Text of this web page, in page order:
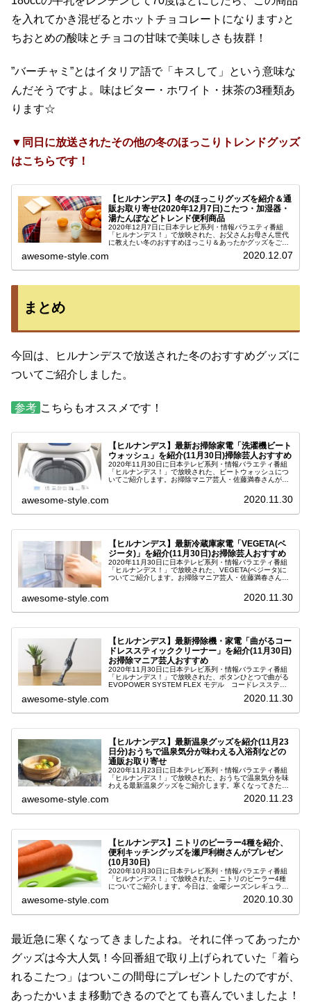
を入れてかき混ぜるとホットチョコレートになります♪と
ちおとめの酸味とチョコの甘味で美味しさも抜群！
”バーチャミ”とはイタリア語で「キスして」という意味な
んだそうですよ。味はビター・ホワイト・抹茶の3種類あ
ります☆
▼同日に放送されたその他の冬のほっこりトレンドグッズ
はこちらです！
【ヒルナンデス】冬のほっこりグッズを紹介＆通
販お取り寄せ(2020年12月7日)こたつ・加湿器・
湯たんぽなどトレンド便利商品
2020年12月7日に日本テレビ系列・情報バラエティ番組
「ヒルナンデス！」で放映された、お父さんお母さん世代
に教えたい冬のおすすめほっこり＆あったかグッズをご紹
awesome-style.com 2020.12.07
まとめ
今回は、ヒルナンデスで放送された冬のおすすめグッズに
ついてご紹介しました。
参考 こちらもオススメです！
【ヒルナンデス】最新お掃除家電「洗濯機ビート
ウォッシュ」を紹介(11月30日)掃除芸人おすすめ
2020年11月30日に日本テレビ系列・情報バラエティ番組
「ヒルナンデス！」で放映された、ビートウォッシュにつ
いてご紹介します。お掃除マニア芸人・佐藤満春さんが教
awesome-style.com 2020.11.30
【ヒルナンデス】最新冷蔵庫家電「VEGETA(ベ
ジータ)」を紹介(11月30日)お掃除芸人おすすめ
2020年11月30日に日本テレビ系列・情報バラエティ番組
「ヒルナンデス！」で放映された、VEGETA(ベジータ)に
ついてご紹介します。お掃除マニア芸人・佐藤満春さんが
awesome-style.com 2020.11.30
【ヒルナンデス】最新掃除機・家電「曲がるコー
ドレススティッククリーナー」を紹介(11月30日)
お掃除マニア芸人おすすめ
2020年11月30日に日本テレビ系列・情報バラエティ番組
「ヒルナンデス！」で放映された、ボタンひとつで曲がる
EVOPOWER SYSTEM FLEX モデル コードレススティ
awesome-style.com 2020.11.30
【ヒルナンデス】最新温泉グッズを紹介(11月23
日分)おうちで温泉気分が味わえる入浴剤などの
通販お取り寄せ
2020年11月23日に日本テレビ系列・情報バラエティ番組
「ヒルナンデス！」で放映された、おうちで温泉気分を味
わえる最新温泉グッズをご紹介します。寒くなってきた今
awesome-style.com 2020.11.23
【ヒルナンデス】ニトリのピーラー4種を紹介、
便利キッチングッズを瀬戸利樹さんがプレゼン
(10月30日)
2020年10月30日に日本テレビ系列・情報バラエティ番組
「ヒルナンデス！」で放映された、ニトリのピーラー4種
についてご紹介します。今日は、金曜シーズンレギュラー
awesome-style.com 2020.10.30
最近急に寒くなってきましたよね。それに伴ってあったか
グッズは今大人気！今回番組で取り上げられていた「着ら
れるこたつ」はついこの間母にプレゼントしたのですが、
あったかいまま移動できるのでとても喜んでいましたよ！